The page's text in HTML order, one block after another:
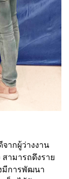
ากผู้ว่างงาน
ามารถดึงราย
มีการพัฒนา